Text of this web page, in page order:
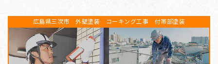
広島県三次市 外壁塗装 コーキング工事 付帯部塗装